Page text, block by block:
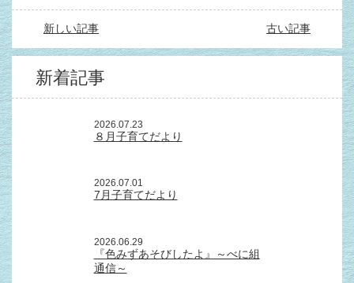
新しい記事 古い記事
新着記事
2026.07.23
８月子育てだより
2026.07.01
7月子育てだより
2026.06.29
『色みずあそびしたよ』～べに組
通信～